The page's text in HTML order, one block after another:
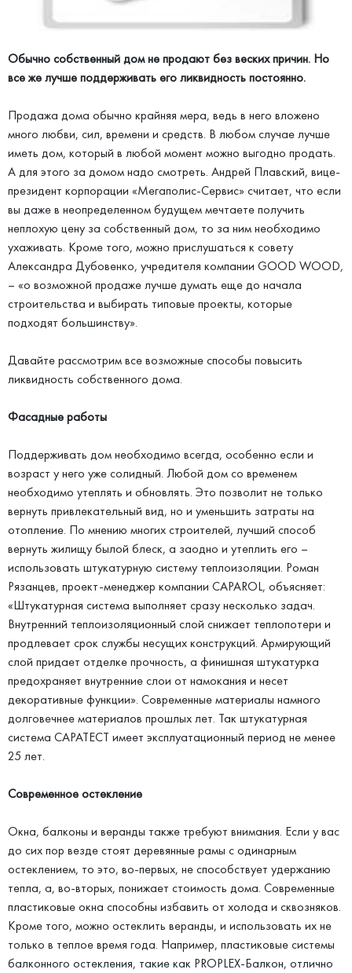
Обычно собственный дом не продают без веских причин. Но
все же лучше поддерживать его ликвидность постоянно.
Продажа дома обычно крайняя мера, ведь в него вложено
много любви, сил, времени и средств. В любом случае лучше
иметь дом, который в любой момент можно выгодно продать.
А для этого за домом надо смотреть. Андрей Плавский, вице-
президент корпорации «Мегаполис-Сервис» считает, что если
вы даже в неопределенном будущем мечтаете получить
неплохую цену за собственный дом, то за ним необходимо
ухаживать. Кроме того, можно прислушаться к совету
Александра Дубовенко, учредителя компании GOOD WOOD,
– «о возможной продаже лучше думать еще до начала
строительства и выбирать типовые проекты, которые
подходят большинству».
Давайте рассмотрим все возможные способы повысить
ликвидность собственного дома.
Фасадные работы
Поддерживать дом необходимо всегда, особенно если и
возраст у него уже солидный. Любой дом со временем
необходимо утеплять и обновлять. Это позволит не только
вернуть привлекательный вид, но и уменьшить затраты на
отопление. По мнению многих строителей, лучший способ
вернуть жилищу былой блеск, а заодно и утеплить его –
использовать штукатурную систему теплоизоляции. Роман
Рязанцев, проект-менеджер компании CAPAROL, объясняет:
«Штукатурная система выполняет сразу несколько задач.
Внутренний теплоизоляционный слой снижает теплопотери и
продлевает срок службы несущих конструкций. Армирующий
слой придает отделке прочность, а финишная штукатурка
предохраняет внутренние слои от намокания и несет
декоративные функции». Современные материалы намного
долговечнее материалов прошлых лет. Так штукатурная
система САРАТЕСТ имеет эксплуатационный период не менее
25 лет.
Современное остекление
Окна, балконы и веранды также требуют внимания. Если у вас
до сих пор везде стоят деревянные рамы с одинарным
остеклением, то это, во-первых, не способствует удержанию
тепла, а, во-вторых, понижает стоимость дома. Современные
пластиковые окна способны избавить от холода и сквозняков.
Кроме того, можно остеклить веранды, и использовать их не
только в теплое время года. Например, пластиковые системы
балконного остекления, такие как PROPLEX-Балкон, отлично